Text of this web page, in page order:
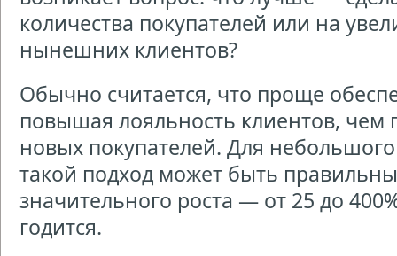
количества покупателей или на
нынешних клиентов?
Обычно считается, что проще
повышая лояльность клиентов, чем
новых покупателей. Для
такой подход может быть
значительного роста — от 25 до
годится.